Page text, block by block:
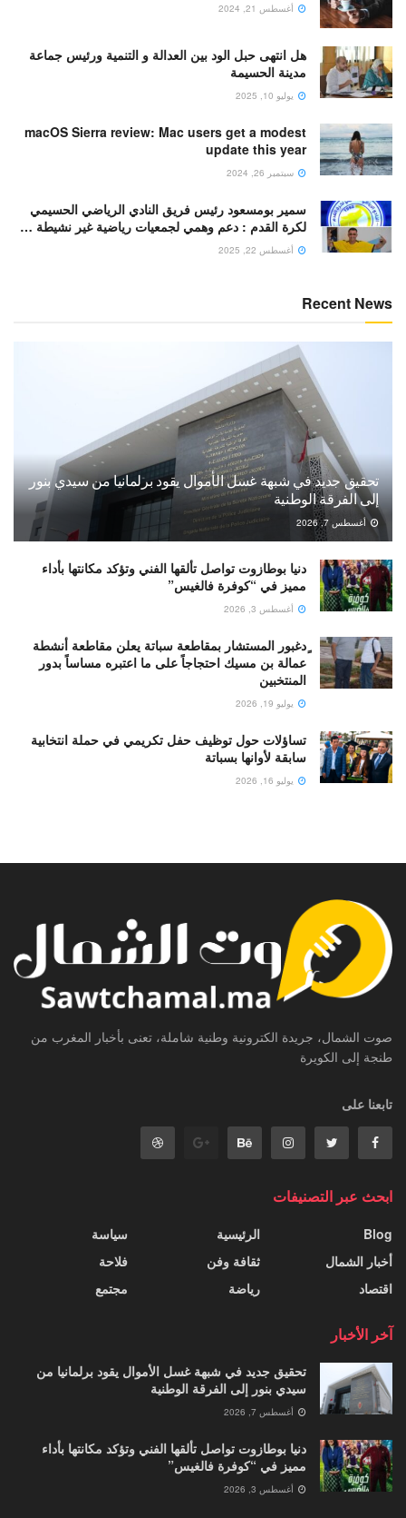
أغسطس 21, 2024
هل انتهى حبل الود بين العدالة و التنمية ورئيس جماعة
مدينة الحسيمة
يوليو 10, 2025
macOS Sierra review: Mac users get a modest
update this year
سبتمبر 26, 2024
سمير بومسعود رئيس فريق النادي الرياضي الحسيمي
لكرة القدم : دعم وهمي لجمعيات رياضية غير نشيطة …
أغسطس 22, 2025
Recent News
تحقيق جديد في شبهة غسل الأموال يقود برلمانيا من سيدي بنور
إلى الفرقة الوطنية
أغسطس 7, 2026
دنيا بوطازوت تواصل تألقها الفني وتؤكد مكانتها بأداء
مميز في “كوفرة فالغيس”
أغسطس 3, 2026
ٍدغبور المستشار بمقاطعة سباتة يعلن مقاطعة أنشطة
عمالة بن مسيك احتجاجاً على ما اعتبره مساساً بدور
المنتخبين
يوليو 19, 2026
تساؤلات حول توظيف حفل تكريمي في حملة انتخابية
سابقة لأوانها بسباتة
يوليو 16, 2026
صوت الشمال، جريدة الكترونية وطنية شاملة، تعنى بأخبار المغرب من
طنجة إلى الكويرة
تابعنا على
ابحث عبر التصنيفات
Blog
أخبار الشمال
اقتصاد
الرئيسية
ثقافة وفن
رياضة
سياسة
فلاحة
مجتمع
آخر الأخبار
تحقيق جديد في شبهة غسل الأموال يقود برلمانيا من
سيدي بنور إلى الفرقة الوطنية
أغسطس 7, 2026
دنيا بوطازوت تواصل تألقها الفني وتؤكد مكانتها بأداء
مميز في “كوفرة فالغيس”
أغسطس 3, 2026